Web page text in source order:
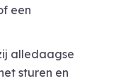
een
alledaagse
sturen en